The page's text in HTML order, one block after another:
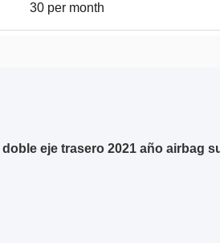
30 per month
eje trasero 2021 año airbag